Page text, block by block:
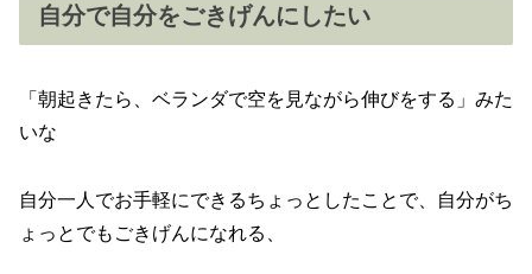
自分で自分をごきげんにしたい
「朝起きたら、ベランダで空を見ながら伸びをする」みた
いな
自分一人でお手軽にできるちょっとしたことで、自分がち
ょっとでもごきげんになれる、